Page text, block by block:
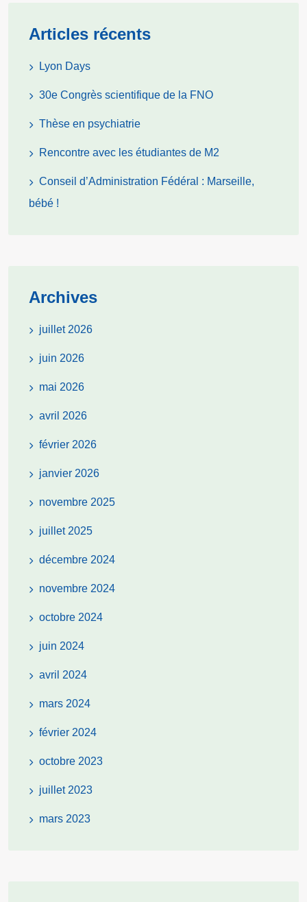
Articles récents
Lyon Days
30e Congrès scientifique de la FNO
Thèse en psychiatrie
Rencontre avec les étudiantes de M2
Conseil d’Administration Fédéral : Marseille,
bébé !
Archives
juillet 2026
juin 2026
mai 2026
avril 2026
février 2026
janvier 2026
novembre 2025
juillet 2025
décembre 2024
novembre 2024
octobre 2024
juin 2024
avril 2024
mars 2024
février 2024
octobre 2023
juillet 2023
mars 2023